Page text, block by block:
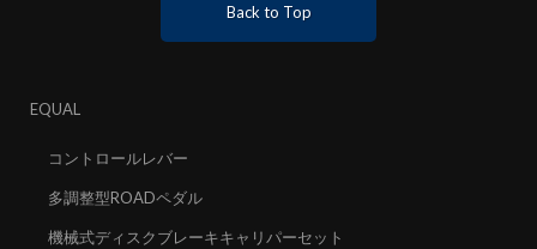
Back to Top
EQUAL
コントロールレバー
多調整型ROADペダル
機械式ディスクブレーキキャリパーセット